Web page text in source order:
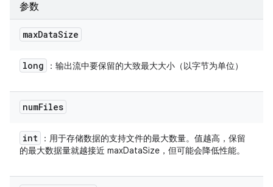
参数
maxDataSize
long ：输出流中要保留的大致最大大小（以字节为单位）
numFiles
int
：用于存储数据的支持文件的最大数量。值越高，保留
的最大数据量就越接近 maxDataSize，但可能会降低性能。